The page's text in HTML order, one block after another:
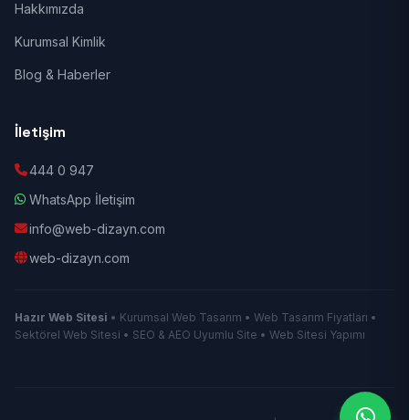
Hakkımızda
Kurumsal Kimlik
Blog & Haberler
İletişim
444 0 947
WhatsApp İletişim
info@web-dizayn.com
web-dizayn.com
Hazır Web Sitesi • Kurumsal Web Tasarım • Web Tasarım Fiyatları •
Sektörel Web Sitesi • SEO & AEO Uyumlu Site • Web Sitesi Yapımı